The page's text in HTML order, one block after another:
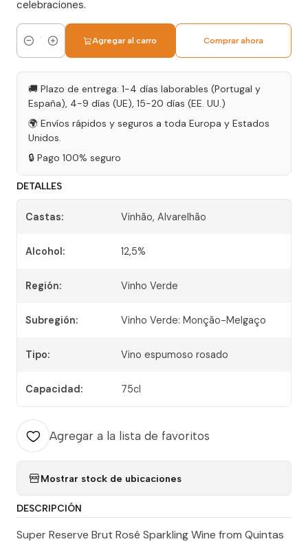
celebraciones.
Cantidad
Agregar al carro Comprar ahora
🚚 Plazo de entrega: 1-4 días laborables (Portugal y
España), 4-9 días (UE), 15-20 días (EE. UU.)
🌍 Envíos rápidos y seguros a toda Europa y Estados
Unidos.
🔒 Pago 100% seguro
DETALLES
Castas: Vinhão, Alvarelhão
Alcohol: 12,5%
Región: Vinho Verde
Subregión: Vinho Verde: Monção-Melgaço
Tipo: Vino espumoso rosado
Capacidad: 75cl
Agregar a la lista de favoritos
Mostrar stock de ubicaciones
DESCRIPCIÓN
Super Reserve Brut Rosé Sparkling Wine from Quintas